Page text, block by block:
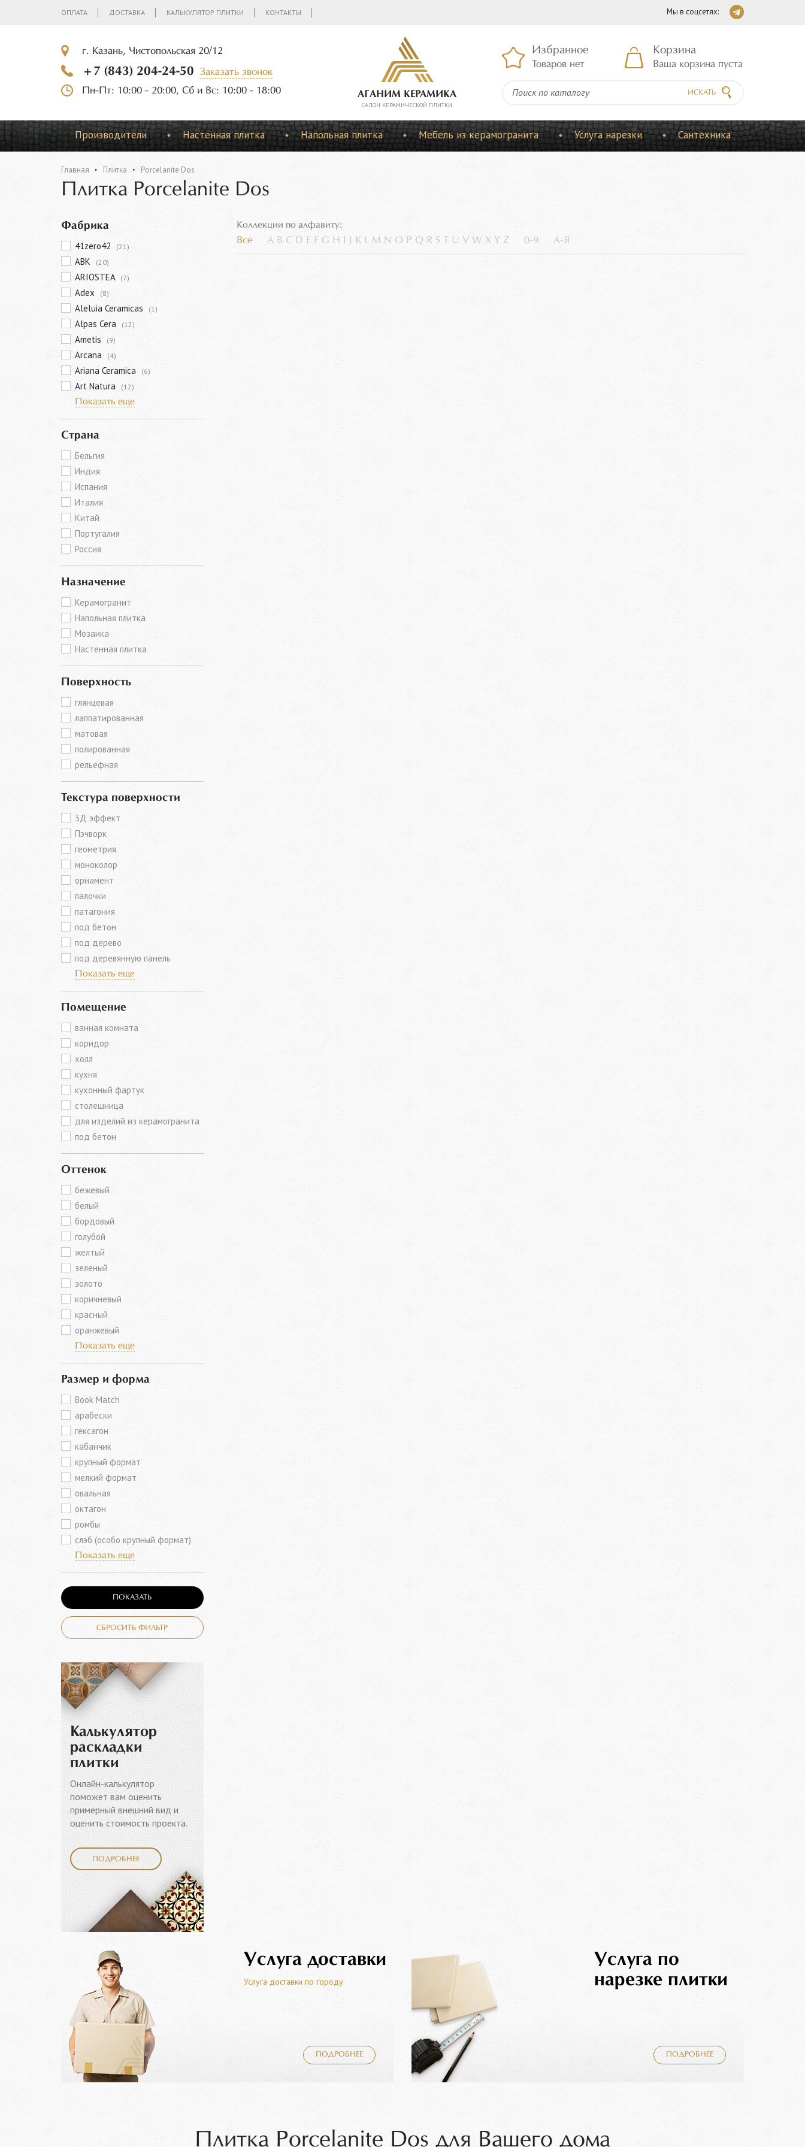
ОПЛАТА ДОСТАВКА КАЛЬКУЛЯТОР ПЛИТКИ КОНТАКТЫ Мы в соцсетях:
г. Казань, Чистопольская 20/12
+7 (843) 204-24-50
Заказать звонок
Пн-Пт: 10:00 - 20:00, Сб и Вс: 10:00 - 18:00
АГАНИМ КЕРАМИКА
CАЛОН КЕРАМИЧЕСКОЙ ПЛИТКИ
Избранное
Товаров нет
Корзина
Ваша корзина пуста
ИСКАТЬ
Производители Настенная плитка Напольная плитка Мебель из керамогранита Услуга нарезки Сантехника
Главная Плитка Porcelanite Dos
Плитка Porcelanite Dos
Фабрика
41zero42 (21)
ABK (20)
ARIOSTEA (7)
Adex (8)
Aleluia Ceramicas (1)
Alpas Cera (12)
Ametis (9)
Arcana (4)
Ariana Ceramica (6)
Art Natura
(12)
Показать еще
Страна
Бельгия
Индия
Испания
Италия
Китай
Португалия
Россия
Назначение
Керамогранит
Напольная плитка
Мозаика
Настенная плитка
Поверхность
глянцевая
лаппатированная
матовая
полированная
рельефная
Текстура поверхности
3Д эффект
Пэчворк
геометрия
моноколор
орнамент
палочки
патагония
под бетон
под дерево
под деревянную панель
Показать еще
Помещение
ванная комната
коридор
холл
кухня
кухонный фартук
столешница
для изделий из керамогранита
под бетон
Оттенок
бежевый
белый
бордовый
голубой
желтый
зеленый
золото
коричневый
красный
оранжевый
Показать еще
Размер и форма
Book Match
арабески
гексагон
кабанчик
крупный формат
мелкий формат
овальная
октагон
ромбы
слэб (особо крупный формат)
Показать еще
ПОКАЗАТЬ
СБРОСИТЬ ФИЛЬТР
Калькулятор
раскладки
плитки
Онлайн-калькулятор
поможет вам оценить
примерный внешний вид и
оценить стоимость проекта.
ПОДРОБНЕЕ
Коллекции по алфавиту:
Все A B C D E F G H K L M N O P Q R S U V W X Y Z 0-9 А-Я
Услуга доставки
Услуга доставки по городу
ПОДРОБНЕЕ
Услуга по
нарезке плитки
ПОДРОБНЕЕ
Плитка Porcelanite Dos для Вашего дома